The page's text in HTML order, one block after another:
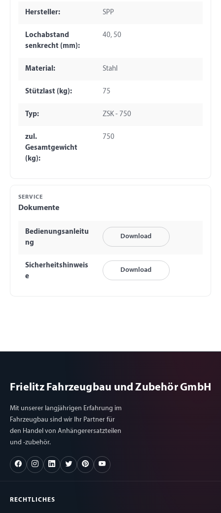
Hersteller: SPP
Lochabstand
senkrecht (mm):
40, 50
Material: Stahl
Stützlast (kg): 75
Typ: ZSK - 750
zul.
Gesamtgewicht
(kg):
750
SERVICE
Dokumente
Bedienungsanleitu
ng
Download
Sicherheitshinweis
e
Download
Frielitz Fahrzeugbau und Zubehör GmbH
Mit unserer langjährigen Erfahrung im
Fahrzeugbau sind wir Ihr Partner für
den Handel von Anhängerersatzteilen
und -zubehör.
RECHTLICHES